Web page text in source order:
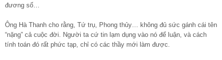
đương số…
Ông Hà Thanh cho rằng, Tứ trụ, Phong thủy… không đủ sức gánh cái tên
“nặng” cả cuộc đời. Người ta cứ tin lạm dụng vào nó để luận, và cách
tính toán đó rất phức tạp, chỉ có các thầy mới làm được.